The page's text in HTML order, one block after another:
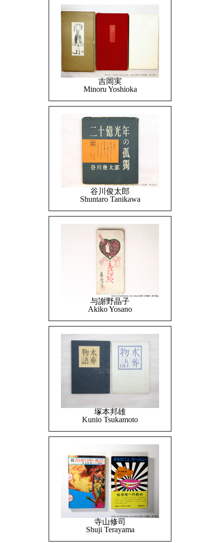
吉岡実
Minoru Yoshioka
谷川俊太郎
Shuntaro Tanikawa
与謝野晶子
Akiko Yosano
塚本邦雄
Kunio Tsukamoto
寺山修司
Shuji Terayama